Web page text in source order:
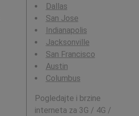
Dallas
San Jose
Indianapolis
Jacksonville
San Francisco
Austin
Columbus
Pogledajte i brzine
interneta za 3G / 4G /